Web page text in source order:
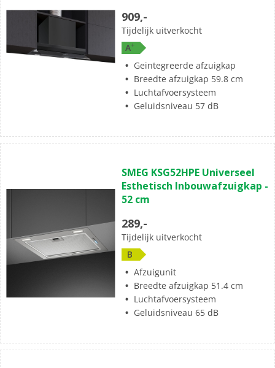
909,-
Tijdelijk uitverkocht
A+
Geintegreerde afzuigkap
Breedte afzuigkap 59.8 cm
Luchtafvoersysteem
Geluidsniveau 57 dB
SMEG KSG52HPE Universeel
Esthetisch Inbouwafzuigkap -
52 cm
289,-
Tijdelijk uitverkocht
B
Afzuigunit
Breedte afzuigkap 51.4 cm
Luchtafvoersysteem
Geluidsniveau 65 dB